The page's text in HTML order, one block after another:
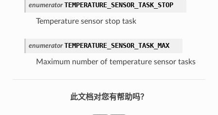
enumerator TEMPERATURE_SENSOR_TASK_STOP
Temperature sensor stop task
enumerator TEMPERATURE_SENSOR_TASK_MAX
Maximum number of temperature sensor tasks
此文档对您有帮助吗？